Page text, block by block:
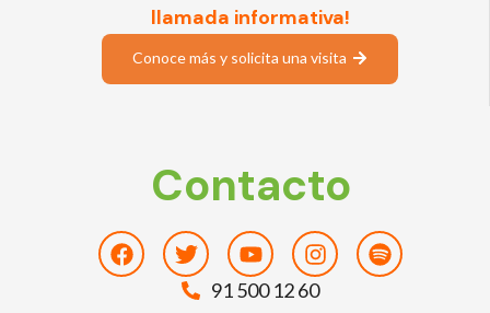
llamada informativa!
Conoce más y solicita una visita
Contacto
FacebookTwitterYoutubeInstagramSpotify
91 500 12 60